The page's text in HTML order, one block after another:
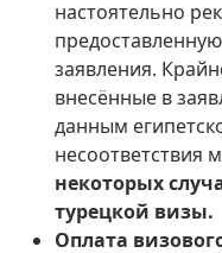
настоятельно
заявления.
внесённые в
данным
несоответствия
некоторых
турецкой визы.
Оплата